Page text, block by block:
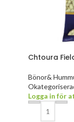
Chtoura
Bönor&
Logga in för